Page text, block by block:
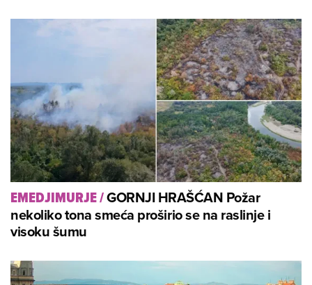
EMEDJIMURJE/GORNJI HRAŠĆAN Požar
nekoliko tona smeća proširio se na raslinje i
visoku šumu